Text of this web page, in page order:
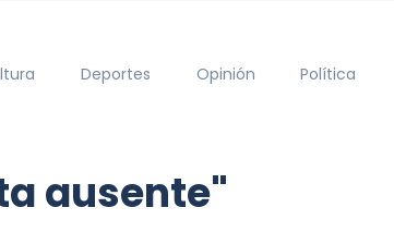
Deportes Opinión Política
ausente"